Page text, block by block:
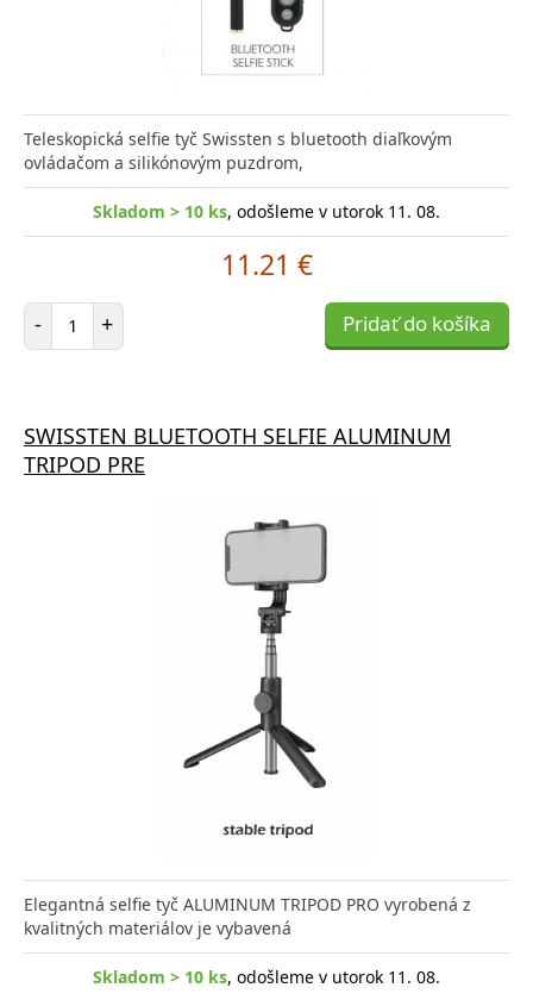
Teleskopická selfie tyč Swissten s bluetooth diaľkovým
ovládačom a silikónovým puzdrom,
Skladom > 10 ks, odošleme v utorok 11. 08.
11.21 €
- Počet položiek
+ Pridať do košíka
SWISSTEN BLUETOOTH SELFIE ALUMINUM
TRIPOD PRE
Elegantná selfie tyč ALUMINUM TRIPOD PRO vyrobená z
kvalitných materiálov je vybavená
Skladom > 10 ks, odošleme v utorok 11. 08.